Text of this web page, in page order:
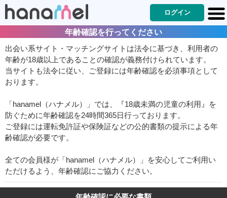
ログイン
年齢確認を行ってください
出会い系サイト・マッチングサイトは法令に基づき、利用者の
年齢が18歳以上であることの確認が義務付けられています。
当サイトも法令に従い、ご登録には年齢確認を必須事項として
おります。
「hanamel（ハナメル）」では、『18歳未満の児童の利用』を
防ぐために年齢確認を24時間365日行っております。
ご登録には運転免許証や保険証などの公的書類の提示による年
齢確認が必要です。
全ての会員様が「hanamel（ハナメル）」を安心してご利用い
ただけるよう、年齢確認にご協力ください。